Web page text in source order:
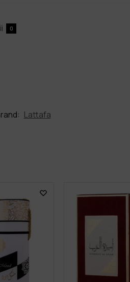
0
Lattafa